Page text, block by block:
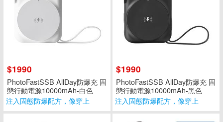
$1990
PhotoFastSSB AllDay防爆充 固
態行動電源10000mAh-白色
注入固態防爆配方，像穿上
穩固防護衣
$1990
PhotoFastSSB AllDay防爆充 固
態行動電源10000mAh-黑色
注入固態防爆配方，像穿上
穩固防護衣